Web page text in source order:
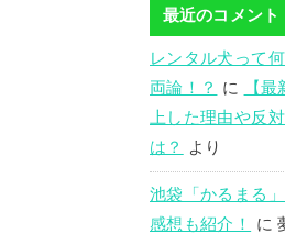
最近のコメント
レンタル犬って
両論！？
に
【
上した理由や反
は？
より
池袋「かるまる
感想も紹介！
に